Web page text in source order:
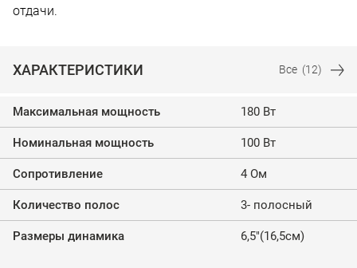
отдачи.
ХАРАКТЕРИСТИКИ Все (12)
Максимальная мощность 180 Вт
Номинальная мощность 100 Вт
Сопротивление 4 Ом
Количество полос 3- полосный
Размеры динамика 6,5"(16,5см)